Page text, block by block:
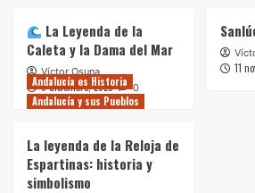
La Leyenda de la
Caleta y la Dama del Mar
Víctor Osuna
9 diciembre, 2025 0
11
Andalucía es Historia
Andalucía y sus Pueblos
La leyenda de la Reloja de
Espartinas: historia y
simbolismo